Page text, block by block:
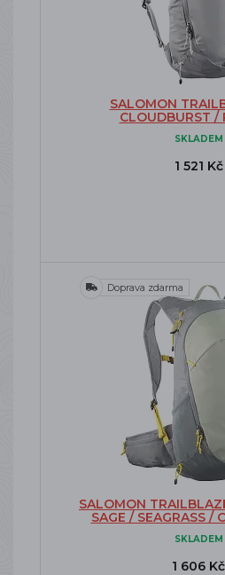
SALOMON
CLOUDBURST /
SKLADEM
1 521 Kč
Doprava zdarma
SALOMON
SAGE / SEAGRASS /
SKLADEM
1 606 Kč